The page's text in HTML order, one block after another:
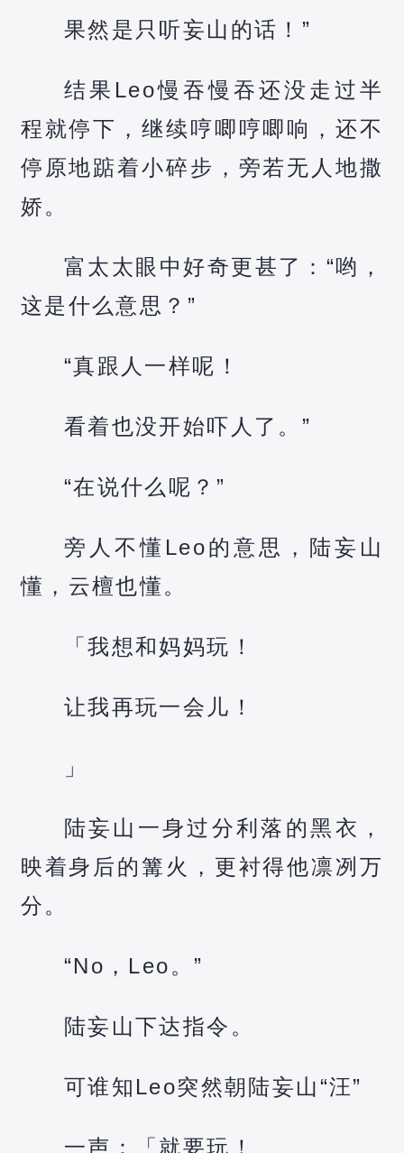
果然是只听妄山的话！”
结果Leo慢吞慢吞还没走过半
程就停下，继续哼唧哼唧响，还不
停原地踮着小碎步，旁若无人地撒
娇。
富太太眼中好奇更甚了：“哟，
这是什么意思？”
“真跟人一样呢！
看着也没开始吓人了。”
“在说什么呢？”
旁人不懂Leo的意思，陆妄山
懂，云檀也懂。
「我想和妈妈玩！
让我再玩一会儿！
」
陆妄山一身过分利落的黑衣，
映着身后的篝火，更衬得他凛冽万
分。
“No，Leo。”
陆妄山下达指令。
可谁知Leo突然朝陆妄山“汪”
一声：「就要玩！